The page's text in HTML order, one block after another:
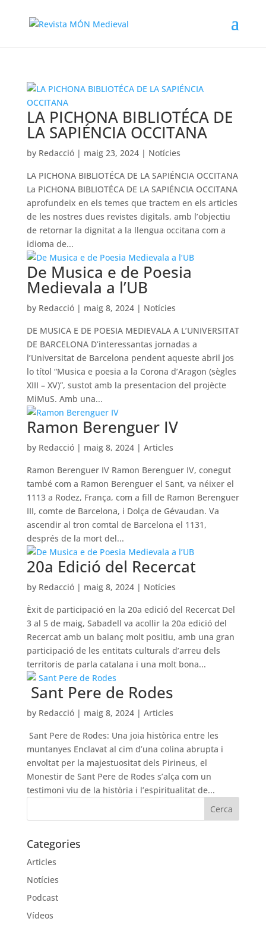
LA PICHONA BIBLIOTÉCA DE
LA SAPIÉNCIA OCCITANA
by Redacció| maig 23, 2024| Notícies
LA PICHONA BIBLIOTÉCA DE LA SAPIÉNCIA OCCITANA
La PICHONA BIBLIOTÉCA DE LA SAPIÉNCIA OCCITANA
aprofundeix en els temes que tractem en els articles
de les nostres dues revistes digitals, amb l’objectiu
de retornar la dignitat a la llengua occitana com a
idioma de...
De Musica e de Poesia
Medievala a l’UB
by Redacció| maig 8, 2024| Notícies
DE MUSICA E DE POESIA MEDIEVALA A L’UNIVERSITAT
DE BARCELONA D’interessantas jornadas a
l’Universitat de Barcelona pendent aqueste abril jos
lo títol “Musica e poesia a la Corona d’Aragon (sègles
XIII – XV)”, sustot amb la presentacion del projècte
MiMuS. Amb una...
Ramon Berenguer IV
by Redacció| maig 8, 2024| Articles
Ramon Berenguer IV Ramon Berenguer IV, conegut
també com a Ramon Berenguer el Sant, va néixer el
1113 a Rodez, França, com a fill de Ramon Berenguer
III, comte de Barcelona, ​​i Dolça de Gévaudan. Va
ascendir al tron comtal de Barcelona el 1131,
després de la mort del...
20a Edició del Recercat
by Redacció| maig 8, 2024| Notícies
Èxit de participació en la 20a edició del Recercat Del
3 al 5 de maig, Sabadell va acollir la 20a edició del
Recercat amb un balanç molt positiu, amb una gran
participació de les entitats culturals d’arreu dels
territoris de parla catalana i una molt bona...
Sant Pere de Rodes
by Redacció| maig 8, 2024| Articles
Sant Pere de Rodes: Una joia històrica entre les
muntanyes Enclavat al cim d’una colina abrupta i
envoltat per la majestuositat dels Pirineus, el
Monestir de Sant Pere de Rodes s’alça com un
testimoni viu de la història i l’espiritualitat de...
Categories
Articles
Notícies
Podcast
Vídeos